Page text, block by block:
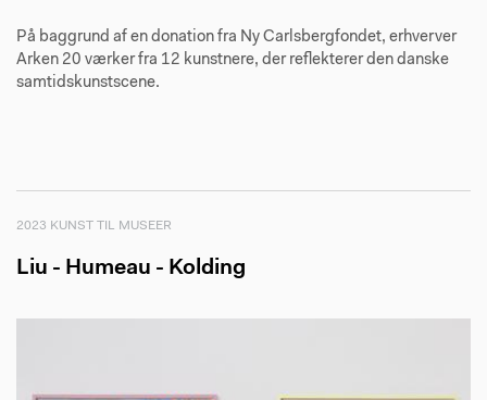
På baggrund af en donation fra Ny Carlsbergfondet, erhverver
Arken 20 værker fra 12 kunstnere, der reflekterer den danske
samtidskunstscene.
2023 KUNST TIL MUSEER
Liu - Humeau - Kolding